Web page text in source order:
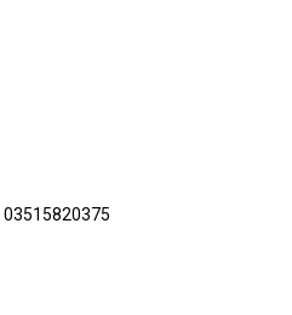
03515820375